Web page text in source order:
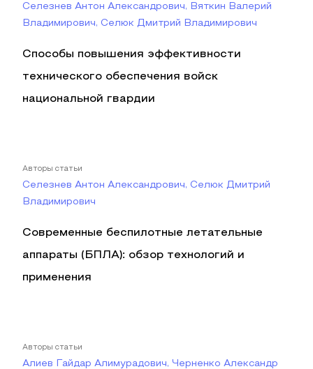
Селезнев Антон Александрович, Вяткин Валерий
Владимирович, Селюк Дмитрий Владимирович
Способы повышения эффективности
технического обеспечения войск
национальной гвардии
Авторы статьи
Селезнев Антон Александрович, Селюк Дмитрий
Владимирович
Современные беспилотные летательные
аппараты (БПЛА): обзор технологий и
применения
Авторы статьи
Алиев Гайдар Алимурадович, Черненко Александр